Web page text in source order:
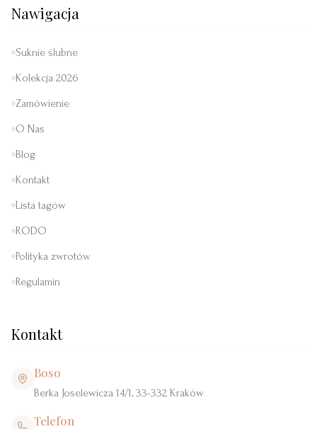
Nawigacja
Suknie ślubne
Kolekcja 2026
Zamówienie
O Nas
Blog
Kontakt
Lista tagów
RODO
Polityka zwrotów
Regulamin
Kontakt
Boso
Berka Joselewicza 14/1, 33-332 Kraków
Telefon